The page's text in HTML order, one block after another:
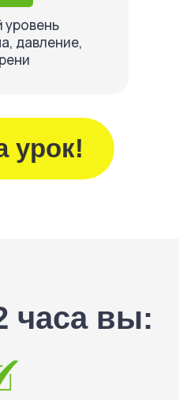
уровень
давление,
урок!
часа вы: